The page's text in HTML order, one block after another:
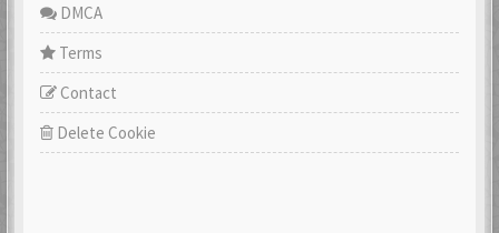
DMCA
Terms
Contact
Delete Cookie